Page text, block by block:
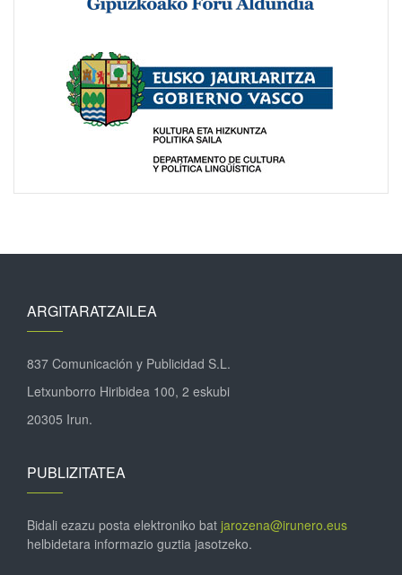
ARGITARATZAILEA
837 Comunicación y Publicidad S.L.
Letxunborro Hiribidea 100, 2 eskubi
20305 Irun.
PUBLIZITATEA
Bidali ezazu posta elektroniko bat jarozena@irunero.eus
helbidetara informazio guztia jasotzeko.